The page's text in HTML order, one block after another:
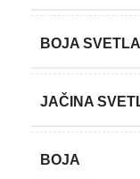
BOJA SVETLA
JAČINA
BOJA